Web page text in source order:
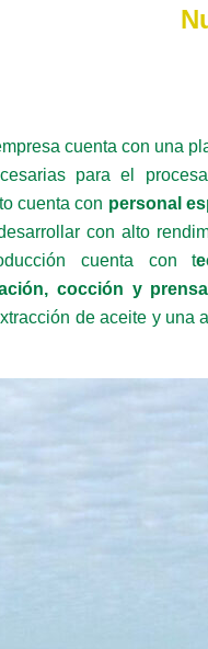
cuenta con una
para el
cuenta con personal
con alto
cuenta con t
cocción y
de aceite y una